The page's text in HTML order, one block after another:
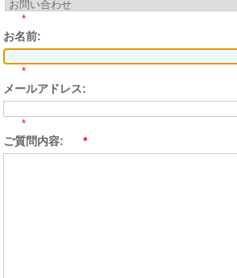
*
お名前:
*
メールアドレス:
*
ご質問内容: *